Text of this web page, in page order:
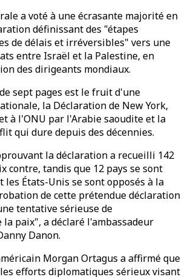
a voté à une écrasante majorité en
définissant des "étapes
de délais et irréversibles" vers une
entre Israël et la Palestine, en
des dirigeants mondiaux.
sept pages est le fruit d'une
la Déclaration de New York,
à l'ONU par l'Arabie saoudite et la
qui dure depuis des décennies.
la déclaration a recueilli 142
contre, tandis que 12 pays se sont
les États-Unis se sont opposés à la
de cette prétendue déclaration
tentative sérieuse de
paix", a déclaré l'ambassadeur
Danon.
Morgan Ortagus a affirmé que
efforts diplomatiques sérieux visant